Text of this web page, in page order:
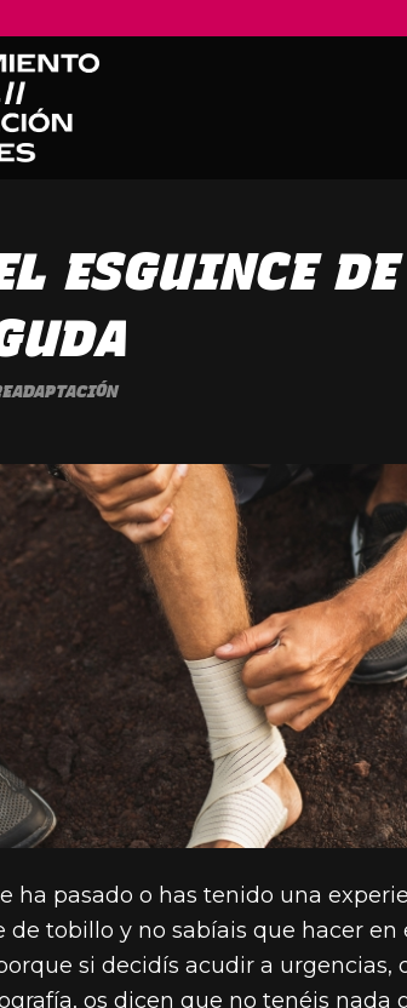
ESGUINCE
ha pasado o has tenido una
de tobillo y no sabíais que hacer
si decidís acudir a urgencias,
os dicen que no tenéis nada